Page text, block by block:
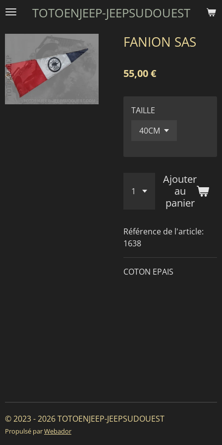
Passer
contenu
TOTOENJEEP-JEEPSUDOUEST
FANION SAS
55,00 €
TAILLE
Ajouter
au
panier
Référence de l'article:
1638
COTON EPAIS
© 2023 - 2026 TOTOENJEEP-JEEPSUDOUEST
Propulsé parWebador